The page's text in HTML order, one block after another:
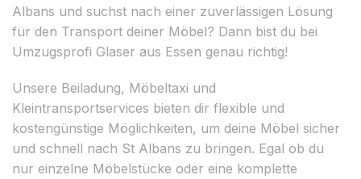
Albans und suchst nach einer zuverlässigen Lösung
für den Transport deiner Möbel? Dann bist du bei
Umzugsprofi Glaser aus Essen genau richtig!
Unsere Beiladung, Möbeltaxi und
Kleintransportservices bieten dir flexible und
kostengünstige Möglichkeiten, um deine Möbel sicher
und schnell nach St Albans zu bringen. Egal ob du
nur einzelne Möbelstücke oder eine komplette